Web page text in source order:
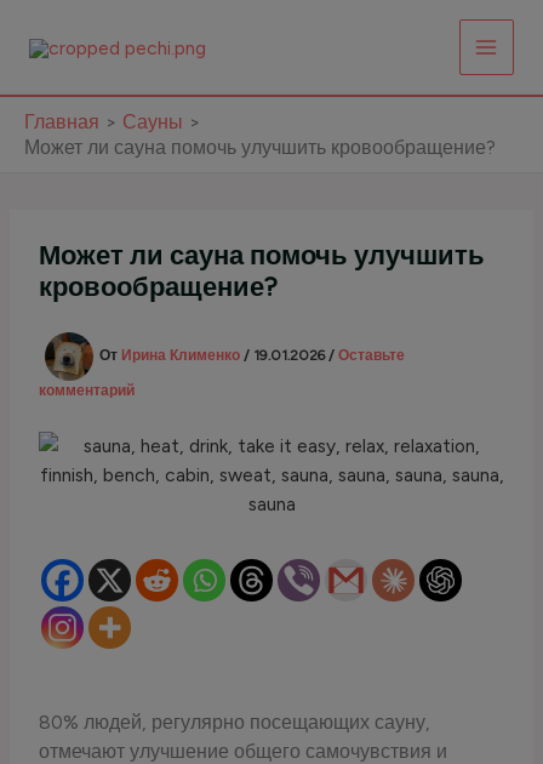
Главная
Сауны
Может ли сауна помочь улучшить кровообращение?
Может ли сауна помочь улучшить
кровообращение?
От Ирина Клименко/ 19.01.2026/Оставьте
комментарий
80% людей, регулярно посещающих сауну,
отмечают улучшение общего самочувствия и